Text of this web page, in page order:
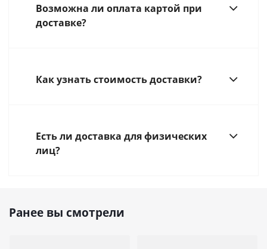
Возможна ли оплата картой при
доставке?
Как узнать стоимость доставки?
Есть ли доставка для физических
лиц?
Ранее вы смотрели